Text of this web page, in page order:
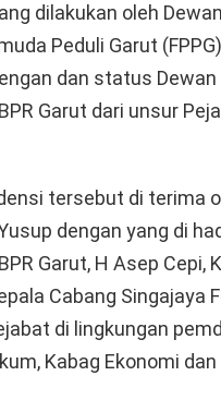
dilakukan oleh
Peduli Garut
dan status Dewan
Garut dari unsur
tersebut di terima
dengan yang di
Garut, H Asep Cepi,
Cabang Singajaya
di lingkungan
Kabag Ekonomi